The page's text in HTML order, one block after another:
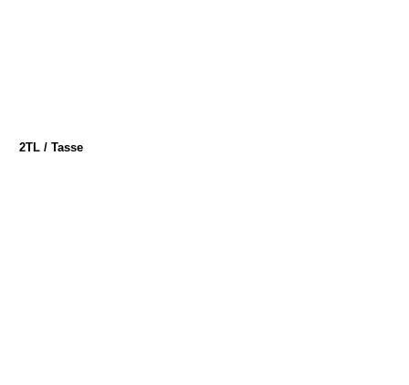
2TL / Tasse